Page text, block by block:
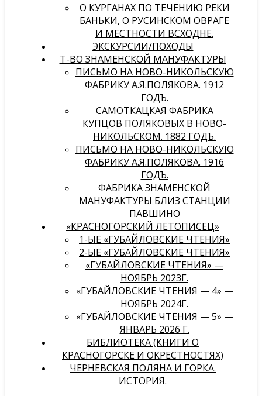
О КУРГАНАХ ПО ТЕЧЕНИЮ РЕКИ
БАНЬКИ, О РУСИНСКОМ ОВРАГЕ
И МЕСТНОСТИ ВСХОДНЕ.
ЭКСКУРСИИ/ПОХОДЫ
Т-ВО ЗНАМЕНСКОЙ МАНУФАКТУРЫ
ПИСЬМО НА НОВО-НИКОЛЬСКУЮ
ФАБРИКУ А.Я.ПОЛЯКОВА. 1912
ГОДЪ.
САМОТКАЦКАЯ ФАБРИКА
КУПЦОВ ПОЛЯКОВЫХ В НОВО-
НИКОЛЬСКОМ. 1882 ГОДЪ.
ПИСЬМО НА НОВО-НИКОЛЬСКУЮ
ФАБРИКУ А.Я.ПОЛЯКОВА. 1916
ГОДЪ.
ФАБРИКА ЗНАМЕНСКОЙ
МАНУФАКТУРЫ БЛИЗ СТАНЦИИ
ПАВШИНО
«КРАСНОГОРСКИЙ ЛЕТОПИСЕЦ»
1-ЫЕ «ГУБАЙЛОВСКИЕ ЧТЕНИЯ»
2-ЫЕ «ГУБАЙЛОВСКИЕ ЧТЕНИЯ»
«ГУБАЙЛОВСКИЕ ЧТЕНИЯ» —
НОЯБРЬ 2023Г.
«ГУБАЙЛОВСКИЕ ЧТЕНИЯ — 4» —
НОЯБРЬ 2024Г.
«ГУБАЙЛОВСКИЕ ЧТЕНИЯ — 5» —
ЯНВАРЬ 2026 Г.
БИБЛИОТЕКА (КНИГИ О
КРАСНОГОРСКЕ И ОКРЕСТНОСТЯХ)
ЧЕРНЕВСКАЯ ПОЛЯНА И ГОРКА.
ИСТОРИЯ.